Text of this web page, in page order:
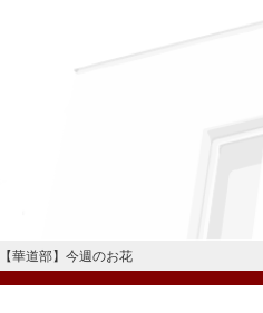
【華道部】今週のお花